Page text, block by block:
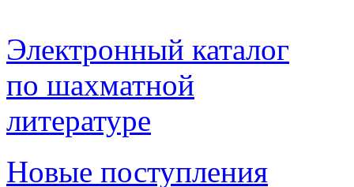
Электронный каталог
по шахматной
литературе
Новые поступления